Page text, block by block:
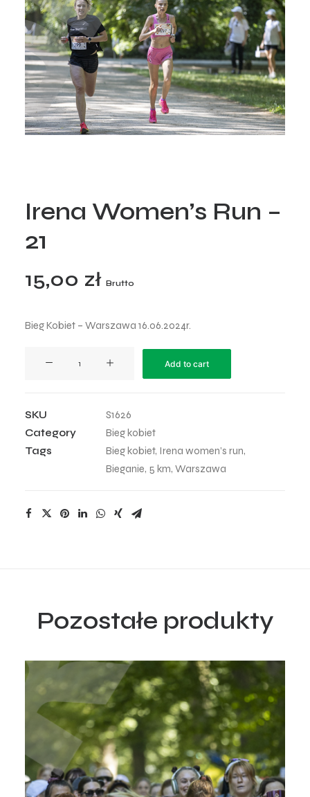
Irena Women’s Run –
21
15,00 zł Brutto
Bieg Kobiet – Warszawa 16.06.2024r.
-
21
quantity
Add to cart
SKU
S1626
Category
Bieg kobiet
Tags
Bieg kobiet, Irena women’s run,
Bieganie, 5 km, Warszawa
Pozostałe produkty